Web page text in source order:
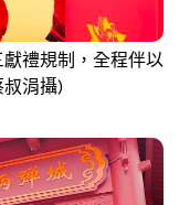
禮規制，全程伴以
涓攝)